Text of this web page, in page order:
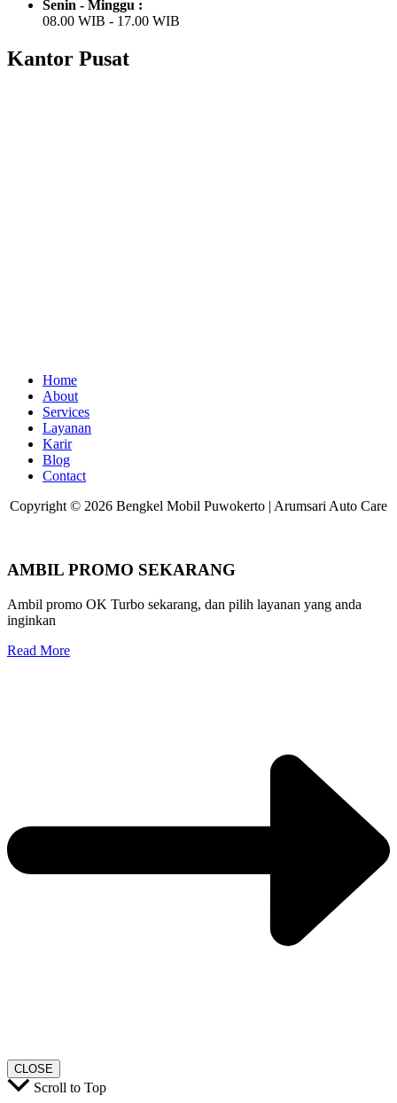
Senin - Minggu :
08.00 WIB - 17.00 WIB
Kantor Pusat
Home
About
Services
Layanan
Karir
Blog
Contact
Copyright © 2026 Bengkel Mobil Puwokerto | Arumsari Auto Care
AMBIL PROMO SEKARANG
Ambil promo OK Turbo sekarang, dan pilih layanan yang anda
inginkan
Read More
CLOSE
Scroll to Top